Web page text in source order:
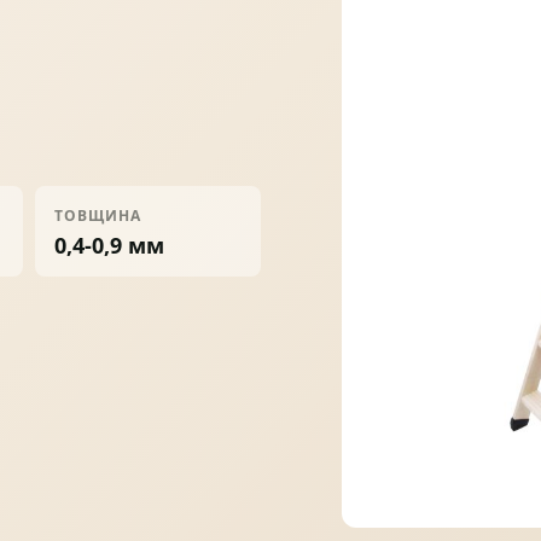
ПОКРІВЕЛЬНА ШАШКА
ТОВЩИНА
0,4-0,9 мм